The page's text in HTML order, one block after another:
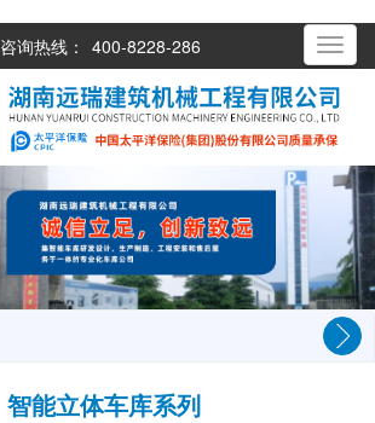
咨询热线： 400-8228-286
智能立体车库系列
Toggle